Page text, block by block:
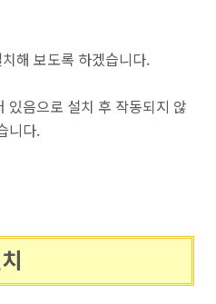
해 보도록 하겠습니다.
있음으로 설치 후 작동되지 않
니다.